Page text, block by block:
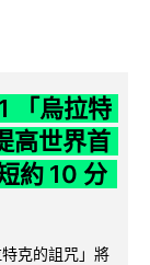
「烏拉特
高世界首
約 10 分
克的詛咒」將